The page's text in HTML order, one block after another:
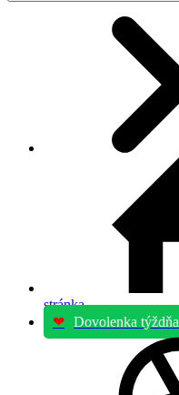
stránka
❤ Dovolenka týždňa